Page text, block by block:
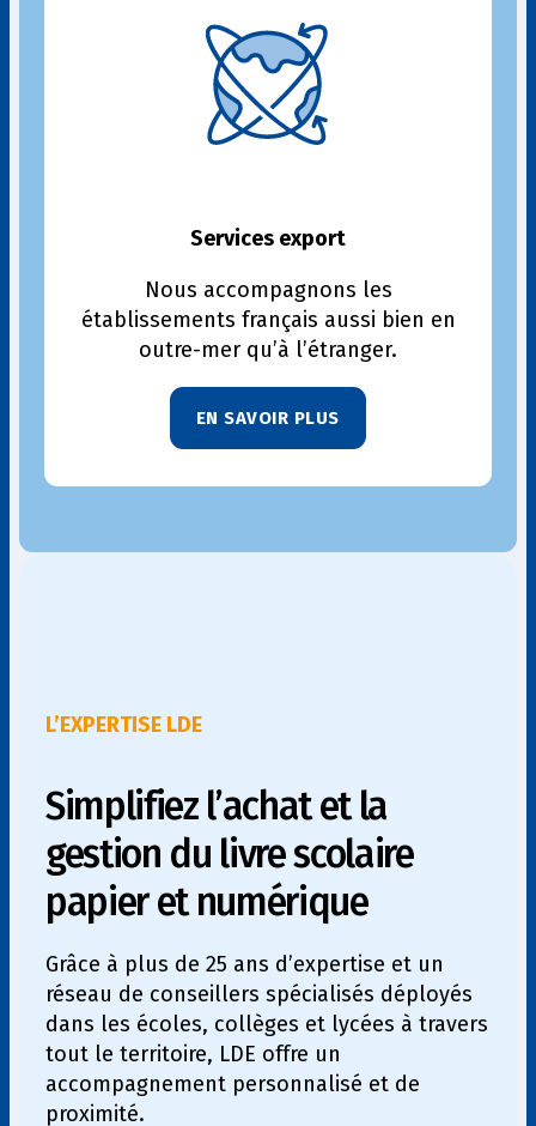
Services export
Nous accompagnons les
établissements français aussi bien en
outre-mer qu’à l’étranger.
EN SAVOIR PLUS
L’EXPERTISE LDE
Simplifiez l’achat et la
gestion du livre scolaire
papier et numérique
Grâce à plus de 25 ans d’expertise et un
réseau de conseillers spécialisés déployés
dans les écoles, collèges et lycées à travers
tout le territoire, LDE offre un
accompagnement personnalisé et de
proximité.